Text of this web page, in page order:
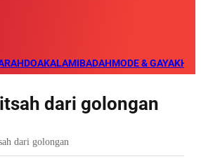
DOAKALAMIBADAHMODE & GAYA
dari golongan
dari golongan